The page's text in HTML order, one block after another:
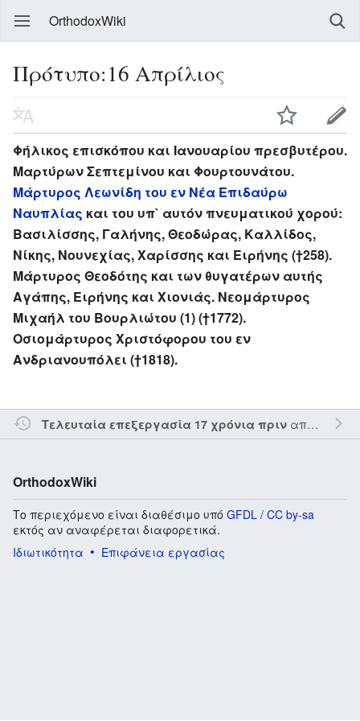
OrthodoxWiki
Πρότυπο:16 Απρίλιος
Φήλικος επισκόπου και Ιανουαρίου πρεσβυτέρου.
Μαρτύρων Σεπτεμίνου και Φουρτουνάτου.
Μάρτυρος Λεωνίδη του εν Νέα Επιδαύρω
Ναυπλίας και του υπ` αυτόν πνευματικού χορού:
Βασιλίσσης, Γαλήνης, Θεοδώρας, Καλλίδος,
Νίκης, Νουνεχίας, Χαρίσσης και Ειρήνης (†258).
Μάρτυρος Θεοδότης και των θυγατέρων αυτής
Αγάπης, Ειρήνης και Χιονιάς. Νεομάρτυρος
Μιχαήλ του Βουρλιώτου (1) (†1772).
Οσιομάρτυρος Χριστόφορου του εν
Ανδριανουπόλει (†1818).
Τελευταία επεξεργασία 17 χρόνια πριναπό τον την
OrthodoxWiki
Το περιεχόμενο είναι διαθέσιμο υπό GFDL / CC by-sa
εκτός αν αναφέρεται διαφορετικά.
Ιδιωτικότητα
Επιφάνεια εργασίας